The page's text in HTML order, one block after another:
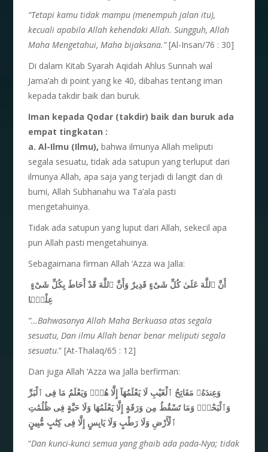
“Tetapi kamu tidak mampu (menempuh jalan itu),
kecuali apabila Allah kehendaki Allah. Sungguh, Allah
Maha Mengetahui, Maha bijaksana.”[Al-Insan/76 : 30]
Di dalam Kitab Syarah Aqidah Ahlus Sunnah wal
Jama’ah di point yang ke 40, dibahas tentang iman
kepada takdir baik dan buruk.
Iman kepada Qodar (takdir) baik dan buruk ada
empat tingkatan :
a. Al-Ilmu (Ilmu), bahwa ilmunya Allah meliputi
segala sesuatu, tidak ada satupun yang terluput dari
ilmunya Allah, apa saja yang terjadi di langit dan di
bumi, Allah Subhanahu wa Ta’ala pasti
mengetahuinya.
Tidak ada satupun yang luput dari Allah, sekecil apa
pun Allah pasti mengetahuinya.
Sebagaimana firman Allah ‘Azza wa Jalla:
عِلْمًۢا
“…Bahwasanya Allah Maha Berkuasa atas segala
sesuatu, Dan ilmu Allah benar benar meliputi segala
sesuatu.” [At-Thalaq/65 : 12]
Dan juga Allah ‘Azza wa Jalla berfirman:
وَعِندَهُۥ مَفَاتِحُ ٱلْغَيْبِ لَا يَعْلَمُهَآ إِلَّا هُوَۚ وَيَعْلَمُ مَا فِى ٱلْبَرِّ
وَٱلْبَحْرِۚ وَمَا تَسْقُطُ مِن وَرَقَةٍ إِلَّا يَعْلَمُهَا وَلَا حَبَّةٍ فِى ظُلُمَٰتِ
ٱلْأَرْضِ وَلَا رَطْبٍ وَلَا يَابِسٍ إِلَّا فِى كِتَٰبٍ مُّبِينٍ
“Dan kunci-kunci semua yang ghaib ada pada-Nya; tidak